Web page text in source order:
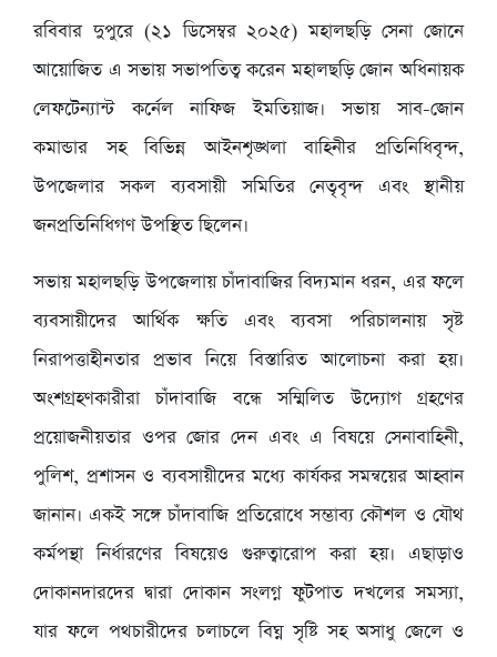
রবিবার দুপুরে (২১ ডিসেম্বর ২০২৫) মহালছড়ি সেনা জোনে
আয়োজিত এ সভায় সভাপতিত্ব করেন মহালছড়ি জোন অধিনায়ক
লেফটেন্যান্ট কর্নেল নাফিজ ইমতিয়াজ। সভায় সাব-জোন
কমান্ডার সহ বিভিন্ন আইনশৃঙ্খলা বাহিনীর প্রতিনিধিবৃন্দ,
উপজেলার সকল ব্যবসায়ী সমিতির নেতৃবৃন্দ এবং স্থানীয়
জনপ্রতিনিধিগণ উপস্থিত ছিলেন।
সভায় মহালছড়ি উপজেলায় চাঁদাবাজির বিদ্যমান ধরন, এর ফলে
ব্যবসায়ীদের আর্থিক ক্ষতি এবং ব্যবসা পরিচালনায় সৃষ্ট
নিরাপত্তাহীনতার প্রভাব নিয়ে বিস্তারিত আলোচনা করা হয়।
অংশগ্রহণকারীরা চাঁদাবাজি বন্ধে সম্মিলিত উদ্যোগ গ্রহণের
প্রয়োজনীয়তার ওপর জোর দেন এবং এ বিষয়ে সেনাবাহিনী,
পুলিশ, প্রশাসন ও ব্যবসায়ীদের মধ্যে কার্যকর সমন্বয়ের আহ্বান
জানান। একই সঙ্গে চাঁদাবাজি প্রতিরোধে সম্ভাব্য কৌশল ও যৌথ
কর্মপন্থা নির্ধারণের বিষয়েও গুরুত্বারোপ করা হয়। এছাড়াও
দোকানদারদের দ্বারা দোকান সংলগ্ন ফুটপাত দখলের সমস্যা,
যার ফলে পথচারীদের চলাচলে বিঘ্ন সৃষ্টি সহ অসাধু জেলে ও